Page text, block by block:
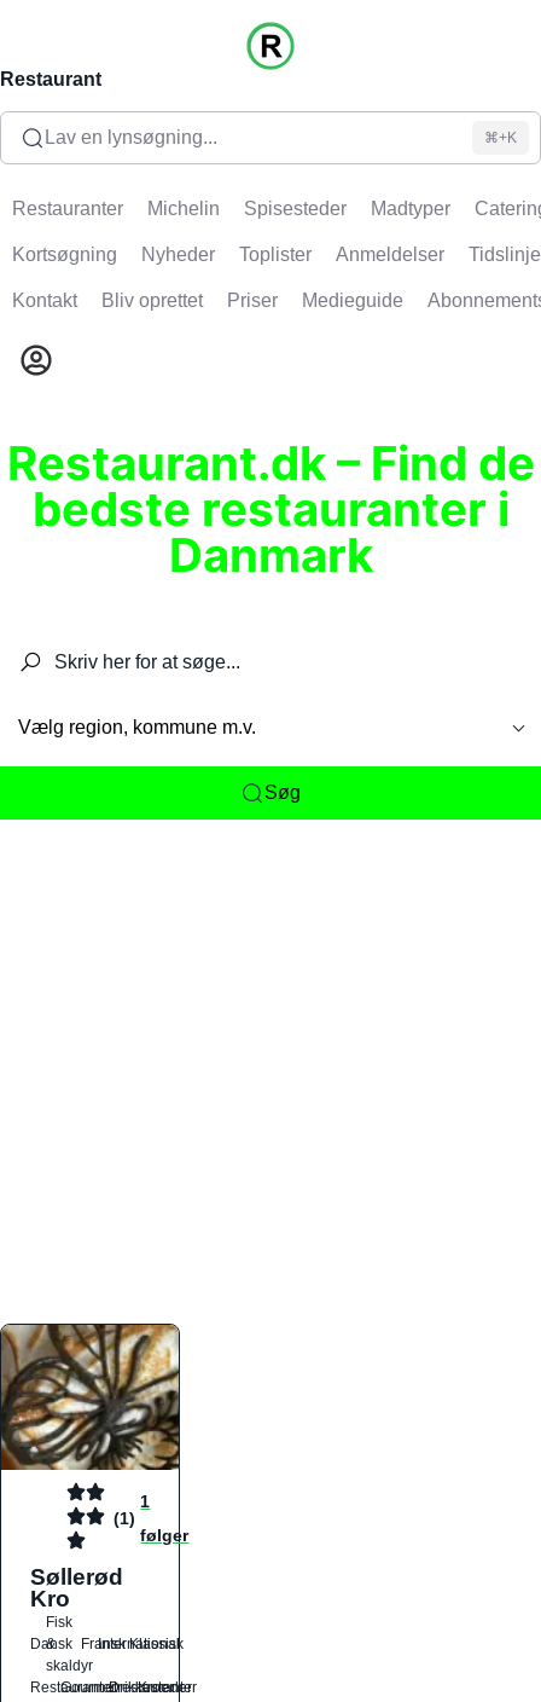
Restaurant
Lav en lynsøgning... ⌘+K
Restauranter Michelin Spisesteder Madtyper
Kortsøgning Nyheder Toplister Anmeldelser Tidslinje
Kontakt Bliv oprettet Priser Medieguide
Restaurant.dk – Find de
bedste restauranter i
Danmark
Vælg region, kommune m.v.
Søg
(1)
1
følger
Søllerød
Kro
Dansk
Fisk
&
skaldyr
Fransk
International
Klassisk
Restauranter
Gourmetrestauranter
Drikkesteder
Kroer